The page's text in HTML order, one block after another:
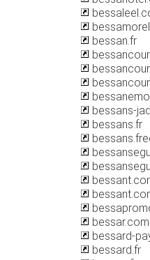
bessan.fr
bessans-
bessans.fr
bessard-
bessard.fr